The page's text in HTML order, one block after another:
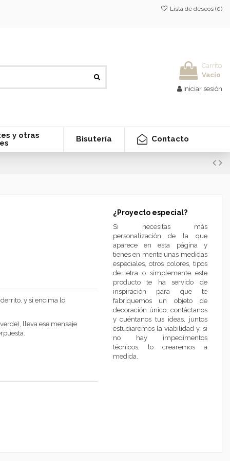
Lista de deseos (0)
Carrito
Vacío
Iniciar sesión
y otras
Bisutería Contacto
y si encima lo
lleva ese mensaje
¿Proyecto especial?
Si necesitas más
personalización de la que
aparece en esta página y
tienes en mente unas medidas
especiales, otros colores, tipos
de letra o simplemente este
producto te ha servido de
inspiración para que te
fabriquemos un objeto de
decoración único, contáctanos
y cuéntanos tus ideas, juntos
estudiaremos la viabilidad y, si
no hay impedimentos
técnicos, lo crearemos a
medida.